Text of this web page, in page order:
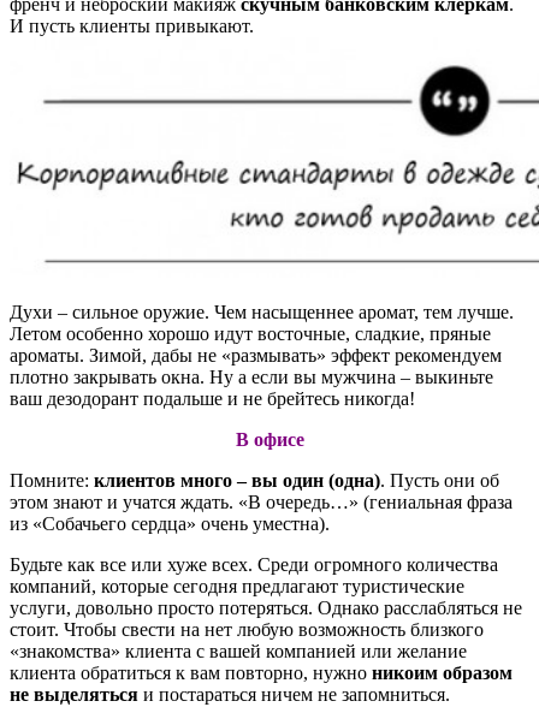
френч и неброский макияж скучным банковским клеркам.
И пусть клиенты привыкают.
Духи – сильное оружие. Чем насыщеннее аромат, тем лучше.
Летом особенно хорошо идут восточные, сладкие, пряные
ароматы. Зимой, дабы не «размывать» эффект рекомендуем
плотно закрывать окна. Ну а если вы мужчина – выкиньте
ваш дезодорант подальше и не брейтесь никогда!
В офисе
Помните: клиентов много – вы один (одна). Пусть они об
этом знают и учатся ждать. «В очередь…» (гениальная фраза
из «Собачьего сердца» очень уместна).
Будьте как все или хуже всех. Среди огромного количества
компаний, которые сегодня предлагают туристические
услуги, довольно просто потеряться. Однако расслабляться не
стоит. Чтобы свести на нет любую возможность близкого
«знакомства» клиента с вашей компанией или желание
клиента обратиться к вам повторно, нужно никоим образом
не выделяться и постараться ничем не запомниться.